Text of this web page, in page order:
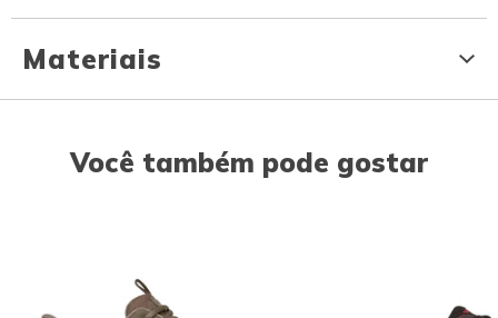
Materiais
Você também pode gostar